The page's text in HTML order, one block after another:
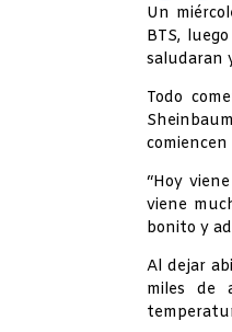
Un
BTS,
saludaran
Todo
“Hoy
viene
bonito y
Al dejar
miles de